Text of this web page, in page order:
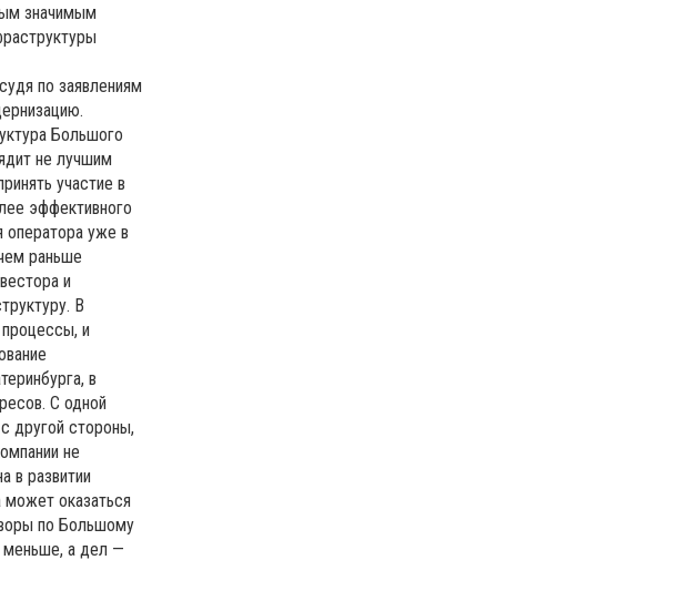
значимым
по заявлениям
Большого
не лучшим
участие в
эффективного
оператора уже в
раньше
и
В
и
в
С одной
другой стороны,
не
в развитии
оказаться
по Большому
меньше, а дел —